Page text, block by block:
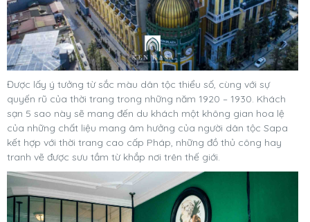
Được lấy ý tưởng từ sắc màu dân tộc thiểu số, cùng với sự
quyến rũ của thời trang trong những năm 1920 – 1930. Khách
sạn 5 sao này sẽ mang đến du khách một không gian hoa lệ
của những chất liệu mang âm hưởng của người dân tộc Sapa
kết hợp với thời trang cao cấp Pháp, những đồ thủ công hay
tranh vẽ được sưu tầm từ khắp nơi trên thế giới.